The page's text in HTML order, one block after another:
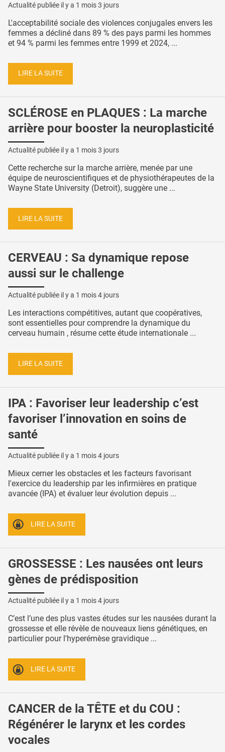
Actualité publiée il y a 1 mois 3 jours
L'acceptabilité sociale des violences conjugales envers les
femmes a décliné dans 89 % des pays parmi les hommes
et 94 % parmi les femmes entre 1999 et 2024, ...
LIRE LA SUITE
SCLÉROSE en PLAQUES : La marche
arrière pour booster la neuroplasticité
Actualité publiée il y a 1 mois 3 jours
Cette recherche sur la marche arrière, menée par une
équipe de neuroscientifiques et de physiothérapeutes de la
Wayne State University (Detroit), suggère une ...
LIRE LA SUITE
CERVEAU : Sa dynamique repose
aussi sur le challenge
Actualité publiée il y a 1 mois 4 jours
Les interactions compétitives, autant que coopératives,
sont essentielles pour comprendre la dynamique du
cerveau humain , résume cette étude internationale ...
LIRE LA SUITE
IPA : Favoriser leur leadership c’est
favoriser l’innovation en soins de
santé
Actualité publiée il y a 1 mois 4 jours
Mieux cerner les obstacles et les facteurs favorisant
l'exercice du leadership par les infirmières en pratique
avancée (IPA) et évaluer leur évolution depuis ...
LIRE LA SUITE
GROSSESSE : Les nausées ont leurs
gènes de prédisposition
Actualité publiée il y a 1 mois 4 jours
C’est l’une des plus vastes études sur les nausées durant la
grossesse et elle révèle de nouveaux liens génétiques, en
particulier pour l'hyperémèse gravidique ...
LIRE LA SUITE
CANCER de la TÊTE et du COU :
Régénérer le larynx et les cordes
vocales